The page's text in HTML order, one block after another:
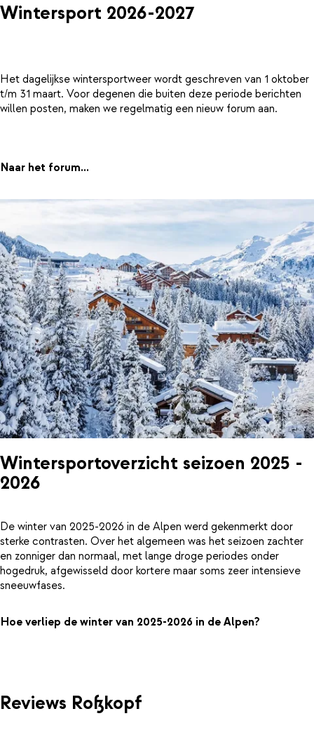
Wintersport 2026-2027
Het dagelijkse wintersportweer wordt geschreven van 1 oktober
t/m 31 maart. Voor degenen die buiten deze periode berichten
willen posten, maken we regelmatig een nieuw forum aan.
Naar het forum...
Wintersportoverzicht seizoen 2025 -
2026
De winter van 2025-2026 in de Alpen werd gekenmerkt door
sterke contrasten. Over het algemeen was het seizoen zachter
en zonniger dan normaal, met lange droge periodes onder
hogedruk, afgewisseld door kortere maar soms zeer intensieve
sneeuwfases.
Hoe verliep de winter van 2025-2026 in de Alpen?
Reviews Roßkopf